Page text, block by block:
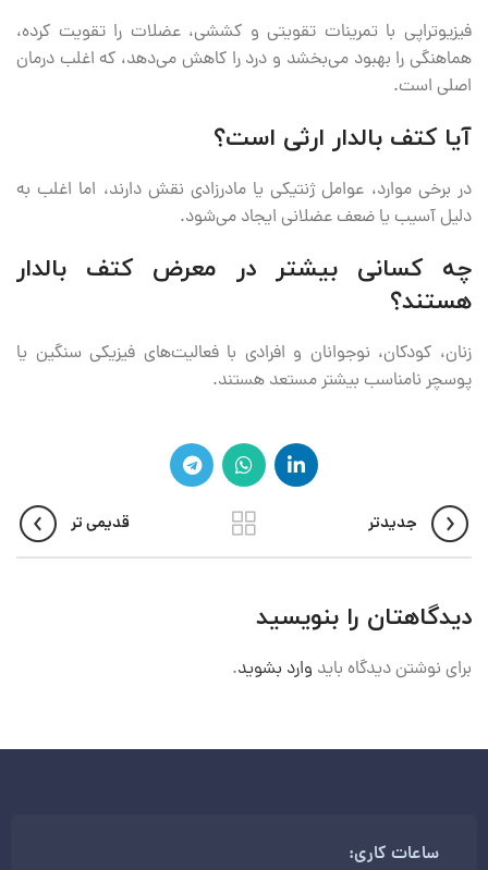
فیزیوتراپی با تمرینات تقویتی و کششی، عضلات را تقویت کرده،
هماهنگی را بهبود می‌بخشد و درد را کاهش می‌دهد، که اغلب درمان
اصلی است.
آیا کتف بالدار ارثی است؟
در برخی موارد، عوامل ژنتیکی یا مادرزادی نقش دارند، اما اغلب به
دلیل آسیب یا ضعف عضلانی ایجاد می‌شود.
چه کسانی بیشتر در معرض کتف بالدار
هستند؟
زنان، کودکان، نوجوانان و افرادی با فعالیت‌های فیزیکی سنگین یا
پوسچر نامناسب بیشتر مستعد هستند.
جدیدتر قدیمی تر
دیدگاهتان را بنویسید
برای نوشتن دیدگاه باید وارد بشوید.
ساعات کاری: